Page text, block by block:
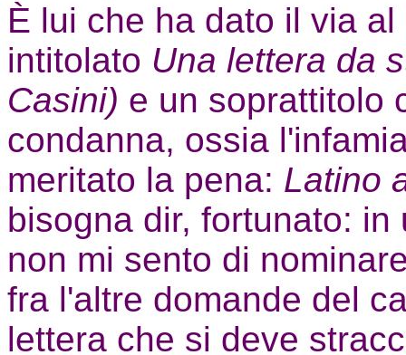
È lui che ha dato il via
intitolato Una lettera da
Casini) e un soprattitolo
condanna, ossia
meritato la pena: Latino
bisogna dir, fortunato:
non mi sento di
fra l'altre domande del
lettera che si deve